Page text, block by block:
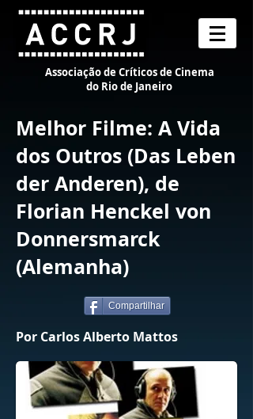
Associação de Críticos de Cinema
do Rio de Janeiro
Melhor Filme: A Vida
dos Outros (Das Leben
der Anderen), de
Florian Henckel von
Donnersmarck
(Alemanha)
Compartilhar
Por Carlos Alberto Mattos